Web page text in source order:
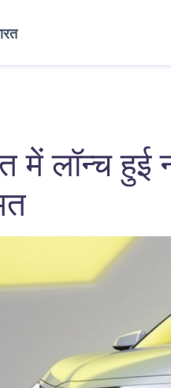
में लॉन्च